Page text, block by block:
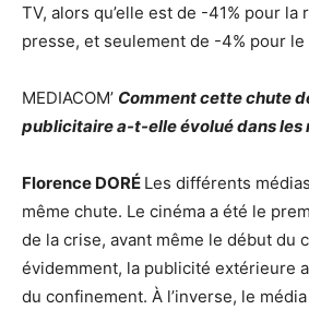
TV, alors qu’elle est de -41% pour la
presse, et seulement de -4% pour
MEDIACOM’ Comment cette chute
publicitaire a-t-elle évolué dans les
Florence DORÉ Les différents
même chute. Le cinéma a été le
de la crise, avant même le début du
évidemment, la publicité extérieure
du confinement. À l’inverse, le